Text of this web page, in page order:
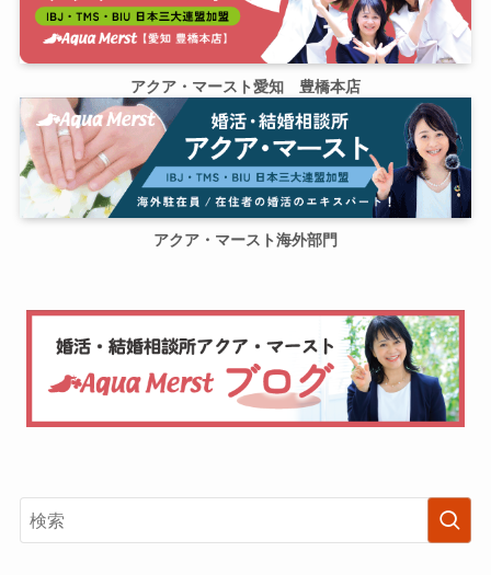
アクア・マースト愛知 豊橋本店
アクア・マースト海外部門